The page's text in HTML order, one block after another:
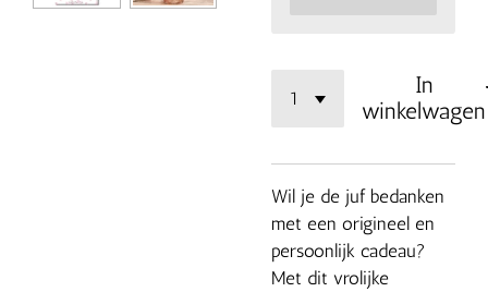
In
winkelwagen
Wil je de juf bedanken
met een origineel en
persoonlijk cadeau?
Met dit vrolijke